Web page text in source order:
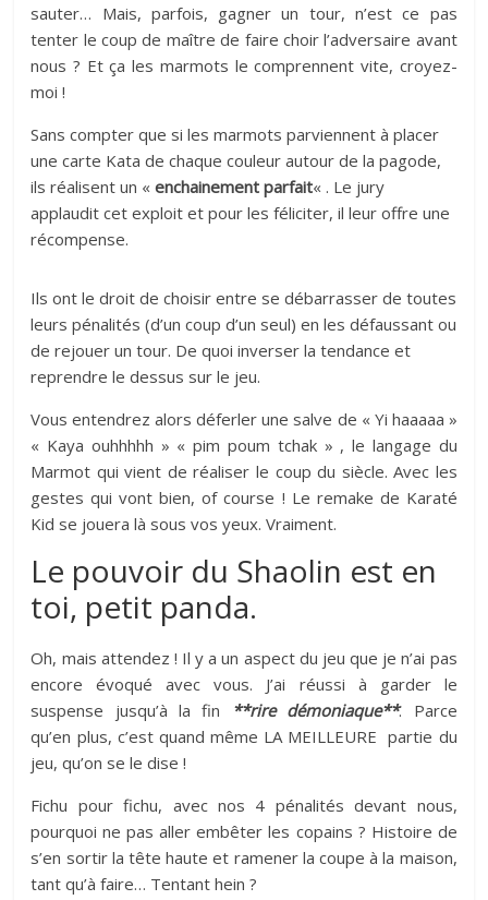
sauter… Mais, parfois, gagner un tour, n’est ce pas
tenter le coup de maître de faire choir l’adversaire avant
nous ? Et ça les marmots le comprennent vite, croyez-
moi !
Sans compter que si les marmots parviennent à placer
une carte Kata de chaque couleur autour de la pagode,
ils réalisent un «enchainement parfait« . Le jury
applaudit cet exploit et pour les féliciter, il leur offre une
récompense.
Ils ont le droit de choisir entre se débarrasser de toutes
leurs pénalités (d’un coup d’un seul) en les défaussant ou
de rejouer un tour. De quoi inverser la tendance et
reprendre le dessus sur le jeu.
Vous entendrez alors déferler une salve de « Yi haaaaa »
« Kaya ouhhhhh » « pim poum tchak » , le langage du
Marmot qui vient de réaliser le coup du siècle. Avec les
gestes qui vont bien, of course ! Le remake de Karaté
Kid se jouera là sous vos yeux. Vraiment.
Le pouvoir du Shaolin est en
toi, petit panda.
Oh, mais attendez ! Il y a un aspect du jeu que je n’ai pas
encore évoqué avec vous. J’ai réussi à garder le
suspense jusqu’à la fin
**rire démoniaque**. Parce
qu’en plus, c’est quand même LA MEILLEURE partie du
jeu, qu’on se le dise !
Fichu pour fichu, avec nos 4 pénalités devant nous,
pourquoi ne pas aller embêter les copains ? Histoire de
s’en sortir la tête haute et ramener la coupe à la maison,
tant qu’à faire… Tentant hein ?